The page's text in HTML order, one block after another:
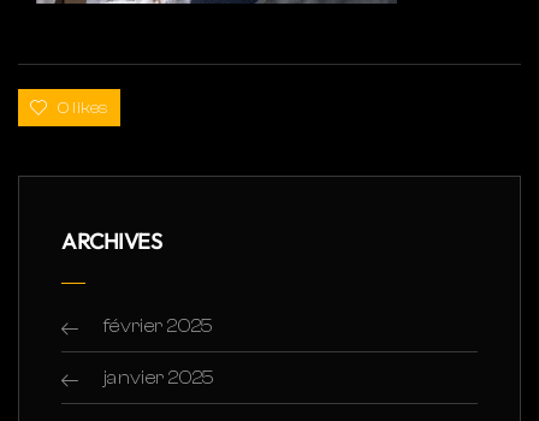
0 likes
ARCHIVES
février 2025
janvier 2025